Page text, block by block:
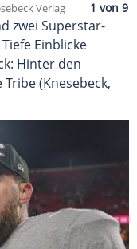
Verlag
zwei Superstar-
Einblicke
Hinter den
(Knesebeck,